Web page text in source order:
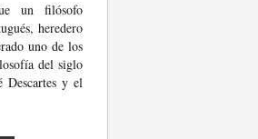
un filósofo
heredero
uno de los
del siglo
y el